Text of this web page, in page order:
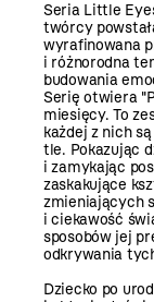
Seria Little
twórcy
wyrafinowana
i różnorodna
budowania
Serię otwiera
miesięcy. To
każdej z nich
tle. Pokazując
i zamykając
zaskakujące
zmieniających
i ciekawość
sposobów jej
odkrywania
Dziecko po